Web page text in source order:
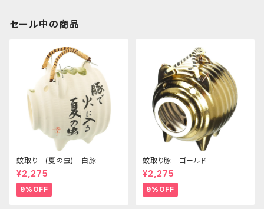
セール中の商品
蚊取り (夏の虫) 白豚
¥2,275
9%OFF
蚊取り豚 ゴールド
¥2,275
9%OFF